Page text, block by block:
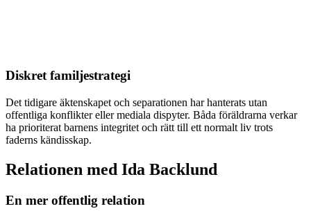
Diskret familjestrategi
Det tidigare äktenskapet och separationen har hanterats utan
offentliga konflikter eller mediala dispyter. Båda föräldrarna verkar
ha prioriterat barnens integritet och rätt till ett normalt liv trots
faderns kändisskap.
Relationen med Ida Backlund
En mer offentlig relation